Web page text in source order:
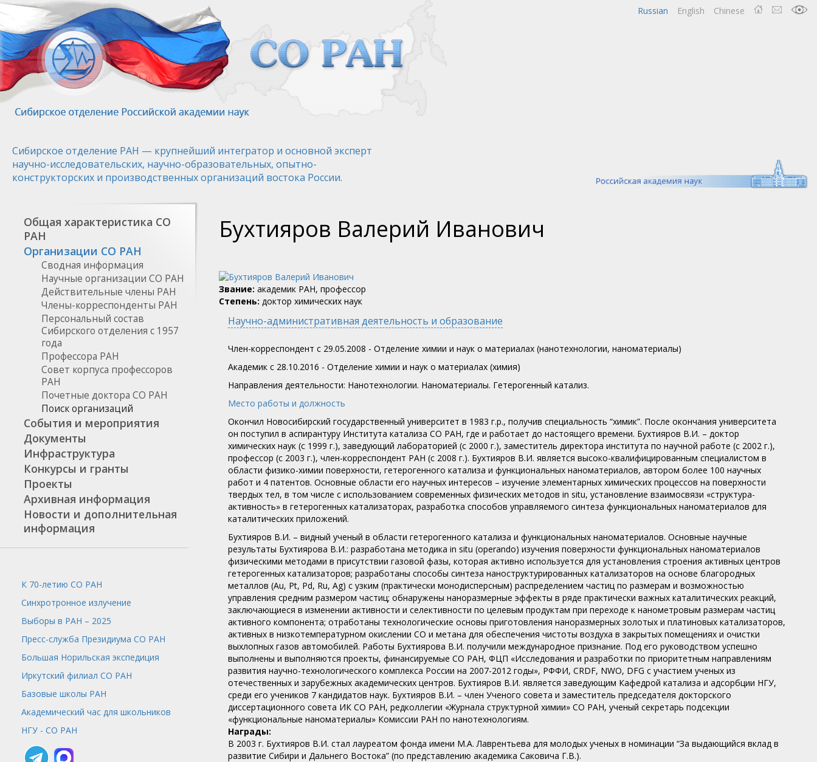
Перейти
основному
содержанию
Chinese
English
Russian
Сибирское отделение РАН — крупнейший интегратор и основной эксперт
научно-исследовательских, научно-образовательных, опытно-
конструкторских и производственных организаций востока России.
Общая характеристика СО
РАН
Организации СО РАН
Сводная информация
Научные организации СО РАН
Действительные члены РАН
Члены-корреспонденты РАН
Персональный состав
Сибирского отделения с 1957
года
Профессора РАН
Совет корпуса профессоров
РАН
Почетные доктора СО РАН
Поиск организаций
События и мероприятия
Документы
Инфраструктура
Конкурсы и гранты
Проекты
Архивная информация
Новости и дополнительная
информация
К 70-летию СО РАН
Синхротронное излучение
Выборы в РАН – 2025
Пресс-служба Президиума СО РАН
Большая Норильская экспедиция
Иркутский филиал СО РАН
Базовые школы РАН
Академический час для школьников
НГУ - СО РАН
Бухтияров Валерий Иванович
Звание: академик РАН, профессор
Степень: доктор химических наук
Научно-административная деятельность и образование
Член-корреспондент c 29.05.2008 - Отделение химии и наук о материалах (нанотехнологии, наноматериалы)
Академик c 28.10.2016 - Отделение химии и наук о материалах (химия)
Направления деятельности: Нанотехнологии. Наноматериалы. Гетерогенный катализ.
Место работы и должность
Окончил Новосибирский государственный университет в 1983 г.р., получив специальность “химик”. После окончания университета
он поступил в аспирантуру Института катализа СО РАН, где и работает до настоящего времени. Бухтияров В.И. – доктор
химических наук (с 1999 г.), заведующий лабораторией (с 2000 г.), заместитель директора института по научной работе (с 2002 г.),
профессор (с 2003 г.), член-корреспондент РАН (с 2008 г.). Бухтияров В.И. является высоко-квалифицированным специалистом в
области физико-химии поверхности, гетерогенного катализа и функциональных наноматериалов, автором более 100 научных
работ и 4 патентов. Основные области его научных интересов – изучение элементарных химических процессов на поверхности
твердых тел, в том числе с использованием современных физических методов in situ, установление взаимосвязи «структура-
активность» в гетерогенных катализаторах, разработка способов управляемого синтеза функциональных наноматериалов для
каталитических приложений.
Бухтияров В.И. – видный ученый в области гетерогенного катализа и функциональных наноматериалов. Основные научные
результаты Бухтиярова В.И.: разработана методика in situ (operando) изучения поверхности функциональных наноматериалов
физическими методами в присутствии газовой фазы, которая активно используется для установления строения активных центров
гетерогенных катализаторов; разработаны способы синтеза наноструктурированных катализаторов на основе благородных
металлов (Au, Pt, Pd, Ru, Ag) с узким (практически монодисперсным) распределением частиц по размерам и возможностью
управления средним размером частиц; обнаружены наноразмерные эффекты в ряде практически важных каталитических реакций,
заключающиеся в изменении активности и селективности по целевым продуктам при переходе к нанометровым размерам частиц
активного компонента; отработаны технологические основы приготовления наноразмерных золотых и платиновых катализаторов,
активных в низкотемпературном окислении СО и метана для обеспечения чистоты воздуха в закрытых помещениях и очистки
выхлопных газов автомобилей. Работы Бухтиярова В.И. получили международное признание. Под его руководством успешно
выполнены и выполняются проекты, финансируемые СО РАН, ФЦП «Исследования и разработки по приоритетным направлениям
развития научно-технологического комплекса России на 2007-2012 годы», РФФИ, CRDF, NWO, DFG с участием ученых из
отечественных и зарубежных академических центров. Бухтияров В.И. является заведующим Кафедрой катализа и адсорбции НГУ,
среди его учеников 7 кандидатов наук. Бухтияров В.И. – член Ученого совета и заместитель председателя докторского
диссертационного совета ИК СО РАН, редколлегии «Журнала структурной химии» СО РАН, ученый секретарь подсекции
«функциональные наноматериалы» Комиссии РАН по нанотехнологиям.
Награды:
В 2003 г. Бухтияров В.И. стал лауреатом фонда имени М.А. Лаврентьева для молодых ученых в номинации “За выдающийся вклад в
развитие Сибири и Дальнего Востока” (по представлению академика Саковича Г.В.).